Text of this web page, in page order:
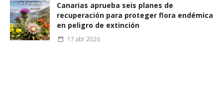
Canarias aprueba seis planes de
recuperación para proteger flora endémica
en peligro de extinción
17 abr 2026